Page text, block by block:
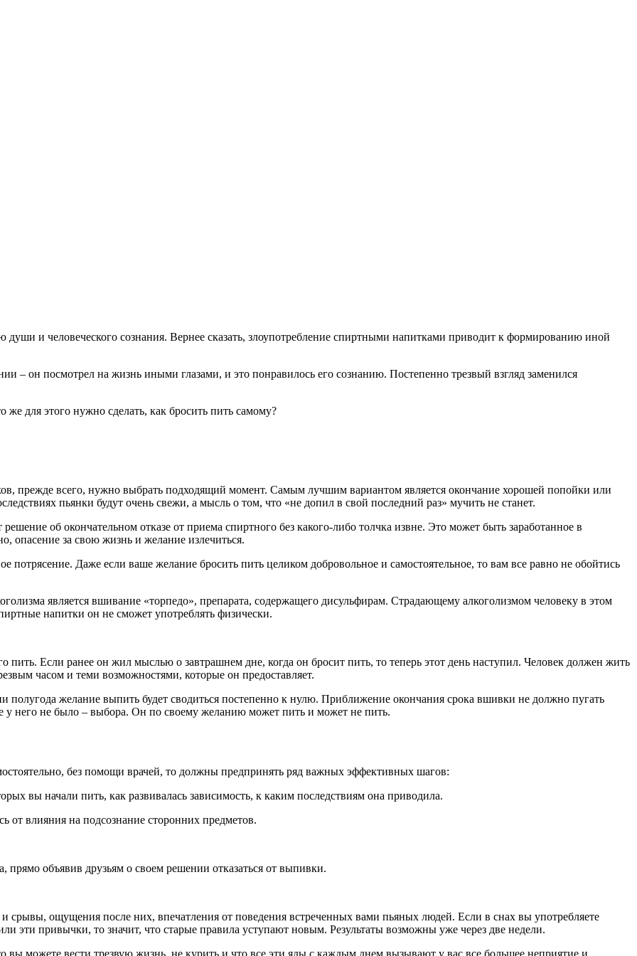
души и человеческого сознания. Вернее сказать, злоупотребление спиртными напитками приводит к формированию иной
– он посмотрел на жизнь иными глазами, и это понравилось его сознанию. Постепенно трезвый взгляд заменился
для этого нужно сделать, как бросить пить самому?
прежде всего, нужно выбрать подходящий момент. Самым лучшим вариантом является окончание хорошей попойки или
пьянки будут очень свежи, а мысль о том, что «не допил в свой последний раз» мучить не станет.
об окончательном отказе от приема спиртного без какого-либо толчка извне. Это может быть заработанное в
опасение за свою жизнь и желание излечиться.
потрясение. Даже если ваше желание бросить пить целиком добровольное и самостоятельное, то вам все равно не обойтись
является вшивание «торпедо», препарата, содержащего дисульфирам. Страдающему алкоголизмом человеку в этом
напитки он не сможет употреблять физически.
Если ранее он жил мыслью о завтрашнем дне, когда он бросит пить, то теперь этот день наступил. Человек должен жить
часом и теми возможностями, которые он предоставляет.
полугода желание выпить будет сводиться постепенно к нулю. Приближение окончания срока вшивки не должно пугать
у него не было – выбора. Он по своему желанию может пить и может не пить.
без помощи врачей, то должны предпринять ряд важных эффективных шагов:
вы начали пить, как развивалась зависимость, к каким последствиям она приводила.
влияния на подсознание сторонних предметов.
объявив друзьям о своем решении отказаться от выпивки.
ощущения после них, впечатления от поведения встреченных вами пьяных людей. Если в снах вы употребляете
эти привычки, то значит, что старые правила уступают новым. Результаты возможны уже через две недели.